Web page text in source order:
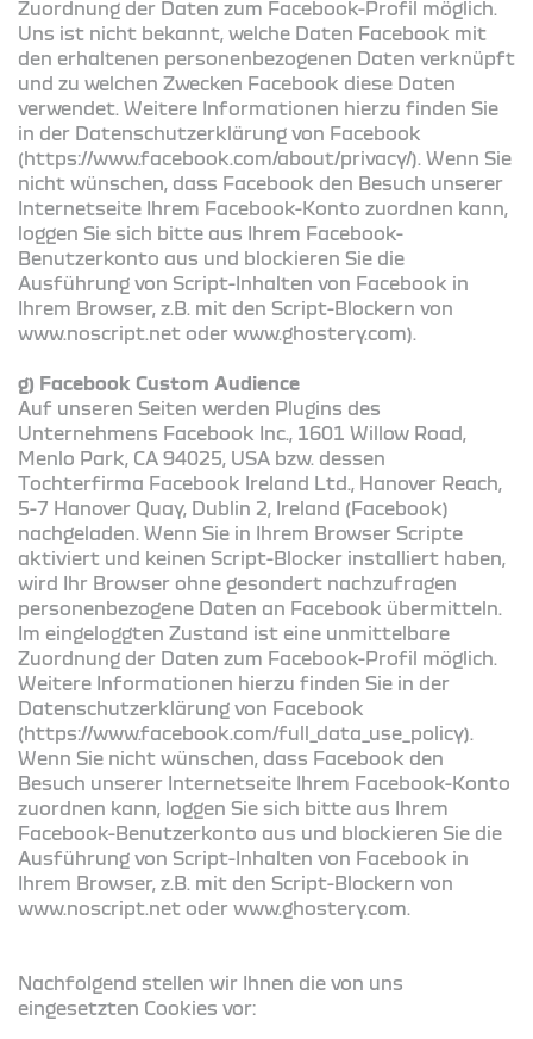
Zuordnung der Daten zum Facebook-Profil möglich.
Uns ist nicht bekannt, welche Daten Facebook mit
den erhaltenen personenbezogenen Daten verknüpft
und zu welchen Zwecken Facebook diese Daten
verwendet. Weitere Informationen hierzu finden Sie
in der Datenschutzerklärung von Facebook
(https://www.facebook.com/about/privacy/). Wenn Sie
nicht wünschen, dass Facebook den Besuch unserer
Internetseite Ihrem Facebook-Konto zuordnen kann,
loggen Sie sich bitte aus Ihrem Facebook-
Benutzerkonto aus und blockieren Sie die
Ausführung von Script-Inhalten von Facebook in
Ihrem Browser, z.B. mit den Script-Blockern von
www.noscript.net oder www.ghostery.com).
g) Facebook Custom Audience
Auf unseren Seiten werden Plugins des
Unternehmens Facebook Inc., 1601 Willow Road,
Menlo Park, CA 94025, USA bzw. dessen
Tochterfirma Facebook Ireland Ltd., Hanover Reach,
5-7 Hanover Quay, Dublin 2, Ireland (Facebook)
nachgeladen. Wenn Sie in Ihrem Browser Scripte
aktiviert und keinen Script-Blocker installiert haben,
wird Ihr Browser ohne gesondert nachzufragen
personenbezogene Daten an Facebook übermitteln.
Im eingeloggten Zustand ist eine unmittelbare
Zuordnung der Daten zum Facebook-Profil möglich.
Weitere Informationen hierzu finden Sie in der
Datenschutzerklärung von Facebook
(https://www.facebook.com/full_data_use_policy).
Wenn Sie nicht wünschen, dass Facebook den
Besuch unserer Internetseite Ihrem Facebook-Konto
zuordnen kann, loggen Sie sich bitte aus Ihrem
Facebook-Benutzerkonto aus und blockieren Sie die
Ausführung von Script-Inhalten von Facebook in
Ihrem Browser, z.B. mit den Script-Blockern von
www.noscript.net oder www.ghostery.com.
Nachfolgend stellen wir Ihnen die von uns
eingesetzten Cookies vor: